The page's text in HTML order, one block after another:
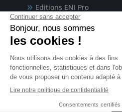
Editions ENI Pro
pour les organismes de formation
ENI elearning
La solution de formation à
disponible en 5 langues
Certifications ENI
Certifications à l'informatique